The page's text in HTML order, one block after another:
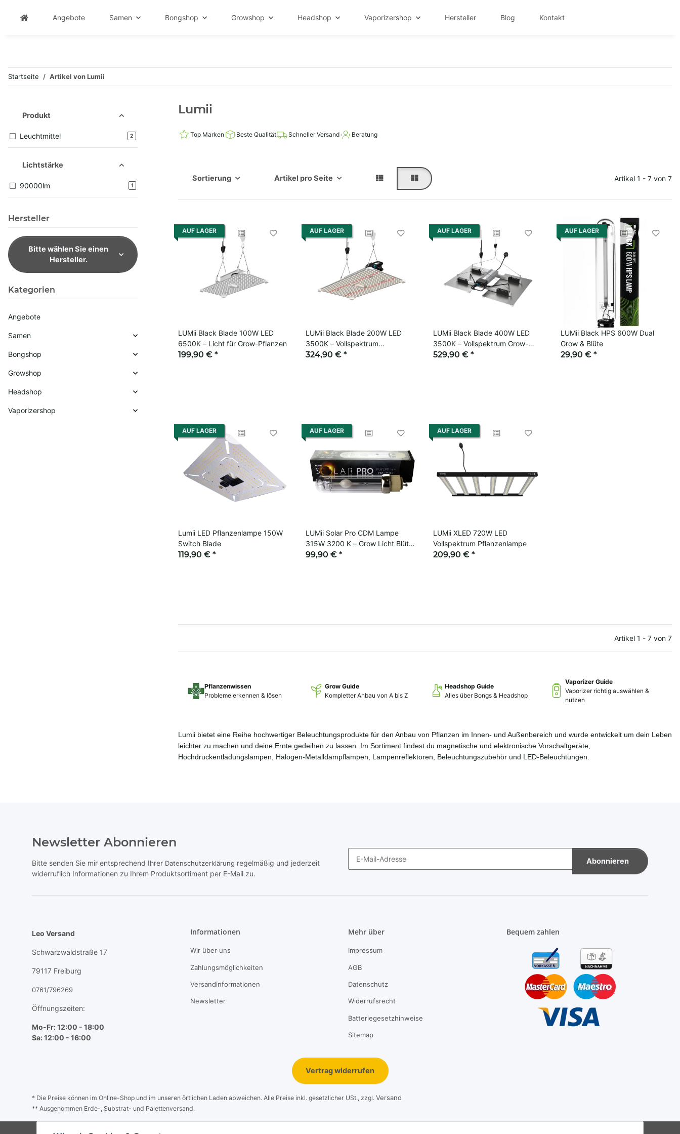
Angebote Samen Bongshop Growshop Headshop Vaporizershop Hersteller Blog Kontakt
Startseite Artikel von Lumii
Lumii
Top Marken Beste Qualität Schneller Versand Beratung
Sortierung Artikel pro Seite Artikel 1 - 7 von 7
AUF LAGER
LUMii Black Blade 100W LED
6500K – Licht für Grow-Pflanzen
199,90 € *
AUF LAGER
LUMii Black Blade 200W LED
3500K – Vollspektrum
Growlampe
324,90 € *
AUF LAGER
LUMii Black Blade 400W LED
3500K – Vollspektrum Grow-
Light
529,90 € *
AUF LAGER
LUMii Black HPS 600W Dual
Grow & Blüte
29,90 € *
AUF LAGER
Lumii LED Pflanzenlampe 150W
Switch Blade
119,90 € *
AUF LAGER
LUMii Solar Pro CDM Lampe
315W 3200 K – Grow Licht Blüte
& Vegi
99,90 € *
AUF LAGER
LUMii XLED 720W LED
Vollspektrum Pflanzenlampe
209,90 € *
Artikel 1 - 7 von 7
Pflanzenwissen
Probleme erkennen & lösen
Grow Guide
Kompletter Anbau von A bis Z
Headshop Guide
Alles über Bongs & Headshop
Vaporizer Guide
Vaporizer richtig auswählen &
nutzen
Lumii bietet eine Reihe hochwertiger Beleuchtungsprodukte für den Anbau von Pflanzen im Innen- und Außenbereich und wurde entwickelt um dein Leben
leichter zu machen und deine Ernte gedeihen zu lassen. Im Sortiment findest du magnetische und elektronische Vorschaltgeräte,
Hochdruckentladungslampen, Halogen-Metalldampflampen, Lampenreflektoren, Beleuchtungszubehör und LED-Beleuchtungen.
Produkt
Leuchtmittel 2Artikel gefunden
Lichtstärke
90000lm 1Artikel gefunden
Hersteller
Bitte wählen Sie einen
Hersteller.
Kategorien
Angebote
Samen
Bongshop
Growshop
Headshop
Vaporizershop
Newsletter Abonnieren
Bitte senden Sie mir entsprechend Ihrer Datenschutzerklärung regelmäßig und jederzeit
widerruflich Informationen zu Ihrem Produktsortiment per E-Mail zu.
Abonnieren
Leo Versand
Schwarzwaldstraße 17
79117 Freiburg
0761/796269
Öffnungszeiten:
Mo-Fr: 12:00 - 18:00
Sa: 12:00 - 16:00
Informationen
Wir über uns
Zahlungsmöglichkeiten
Versandinformationen
Newsletter
Mehr über
Impressum
AGB
Datenschutz
Widerrufsrecht
Batteriegesetzhinweise
Sitemap
Bequem zahlen
Vertrag widerrufen
* Die Preise können im Online-Shop und im unseren örtlichen Laden abweichen. Alle Preise inkl. gesetzlicher USt., zzgl. Versand
** Ausgenommen Erde-, Substrat- und Palettenversand.